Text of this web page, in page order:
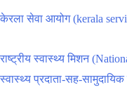
केरला सेवा आयोग (kerala
राष्ट्रीय स्वास्थ्य मिशन
स्वास्थ्य प्रदाता-सह-सामुदायिक